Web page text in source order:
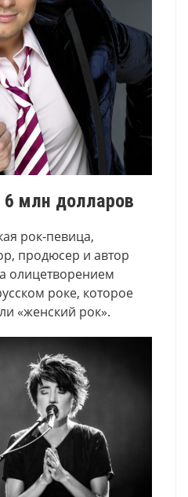
млн долларов
рок-певица,
продюсер и автор
олицетворением
роке, которое
«женский рок».